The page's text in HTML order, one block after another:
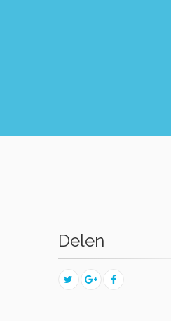
Delen